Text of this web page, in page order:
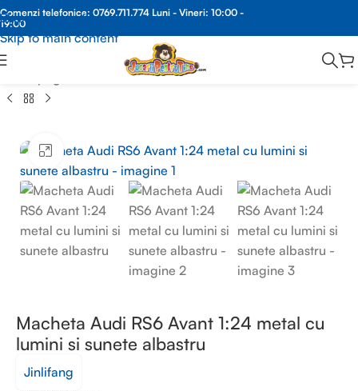
Skip to navigation
Skip to main content
Comenzi telefonice: 0769.711.774 Luni - Vineri: 10:00 -
19:00
MACHETE METAL/MACHETE REPLICA
Faceți clic pentru a mări
Macheta Audi RS6 Avant 1:24 metal cu
lumini si sunete albastru
Jinlifang